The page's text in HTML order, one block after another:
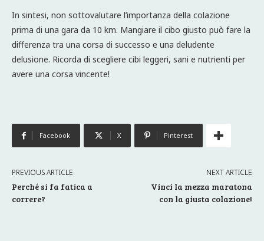
In sintesi, non sottovalutare l’importanza della colazione
prima di una gara da 10 km. Mangiare il cibo giusto può fare la
differenza tra una corsa di successo e una deludente
delusione. Ricorda di scegliere cibi leggeri, sani e nutrienti per
avere una corsa vincente!
Facebook X Pinterest
PREVIOUS ARTICLE
Perché si fa fatica a
correre?
NEXT ARTICLE
Vinci la mezza maratona
con la giusta colazione!